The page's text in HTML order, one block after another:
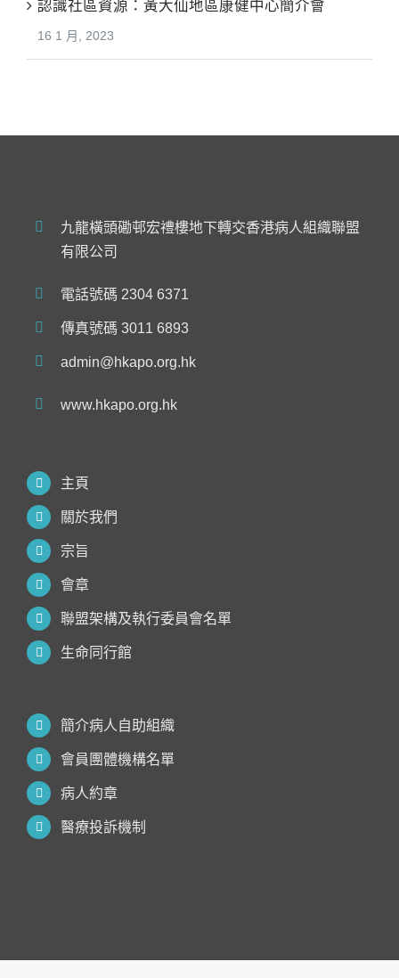
認識社區資源：黃大仙地區康健中心簡介會
16 1 月, 2023
九龍橫頭磡邨宏禮樓地下轉交香港病人組織聯盟
有限公司
電話號碼 2304 6371
傳真號碼 3011 6893
admin@hkapo.org.hk
www.hkapo.org.hk
主頁
關於我們
宗旨
會章
聯盟架構及執行委員會名單
生命同行館
簡介病人自助組織
會員團體機構名單
病人約章
醫療投訴機制